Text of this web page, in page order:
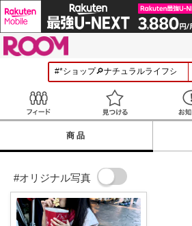
見つける
商品
#オリジナル写真